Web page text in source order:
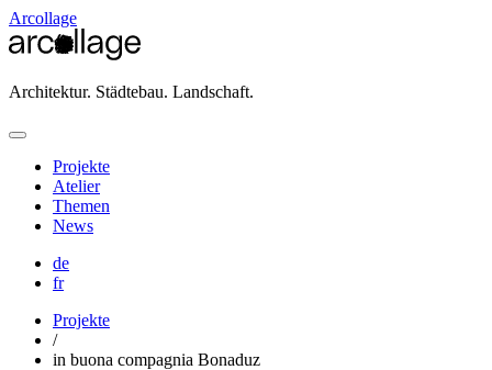
Arcollage
Architektur. Städtebau. Landschaft.
Projekte
Atelier
Themen
News
de
fr
Projekte
/
in buona compagnia Bonaduz